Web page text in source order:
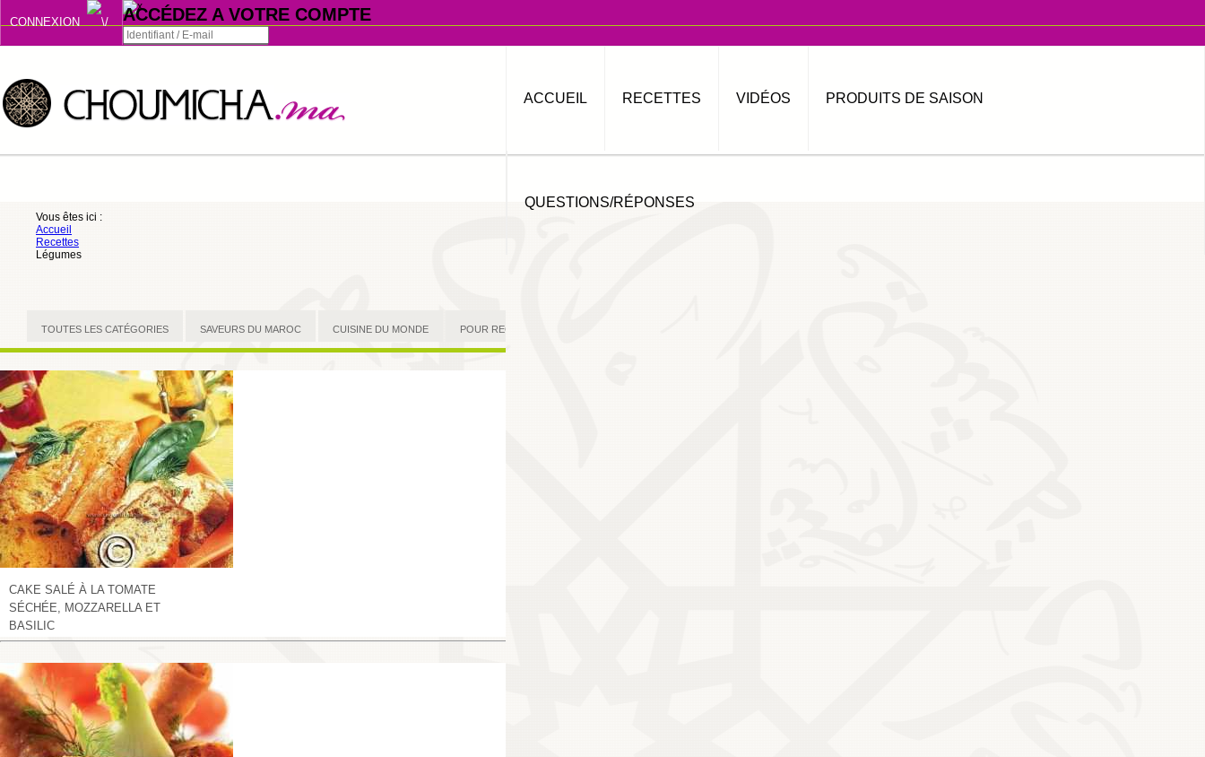
CONNEXION ACCÉDEZ A VOTRE COMPTE
Se souvenir de moi
S'INSCRIRE
ACCUEIL RECETTES VIDÉOS PRODUITS DE SAISON
QUESTIONS/RÉPONSES
Vous êtes ici :
Accueil
Recettes
Légumes
TOUTES LES CATÉGORIES SAVEURS DU MAROC CUISINE DU MONDE POUR RECEVOIR
CAKE SALÉ À LA TOMATE
SÉCHÉE, MOZZARELLA ET
BASILIC